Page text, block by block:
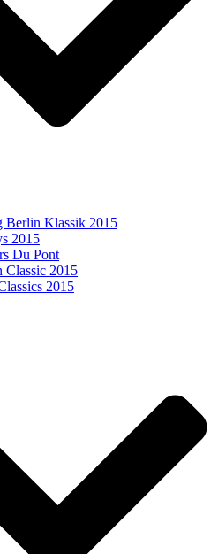
Berlin Klassik 2015
2015
Du Pont
Classic 2015
2015